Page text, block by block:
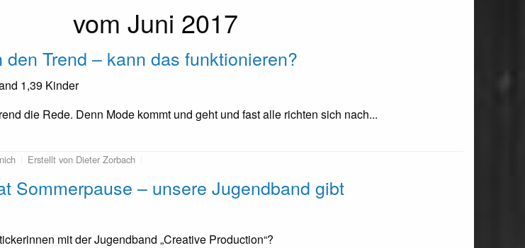
vom Juni 2017
Trend – kann das funktionieren?
1,39 Kinder
die Rede. Denn Mode kommt und geht und fast alle richten sich nach...
Erstellt von Dieter Zorbach
Sommerpause – unsere Jugendband gibt
mit der Jugendband „Creative Production“?